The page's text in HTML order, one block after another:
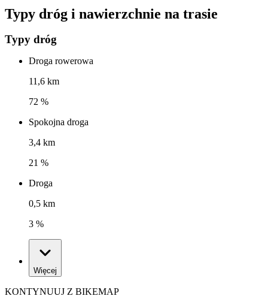
Typy dróg i nawierzchnie na trasie
Typy dróg
Droga rowerowa
11,6 km
72 %
Spokojna droga
3,4 km
21 %
Droga
0,5 km
3 %
Więcej
KONTYNUUJ Z BIKEMAP